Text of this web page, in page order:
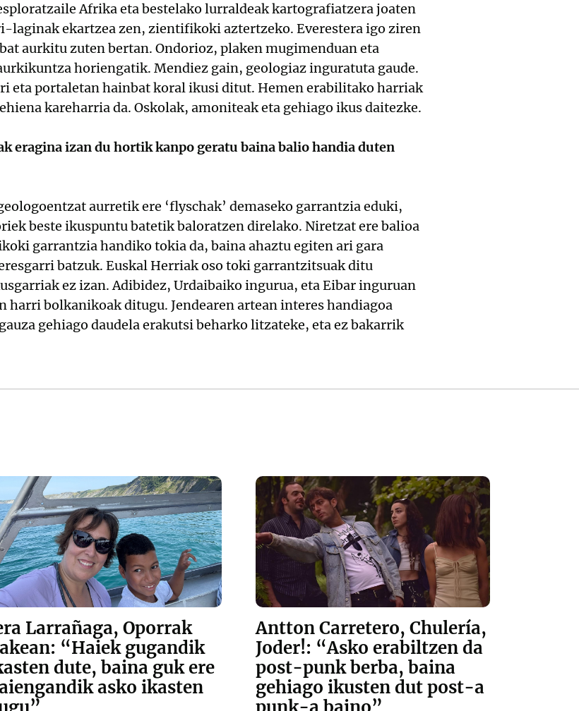
Afrika eta bestelako lurraldeak kartografiatzera joaten
laginak ekartzea zen, zientifikoki aztertzeko. Everestera igo ziren
aurkitu zuten bertan. Ondorioz, plaken mugimenduan eta
horiengatik. Mendiez gain, geologiaz inguratuta gaude.
eta portaletan hainbat koral ikusi ditut. Hemen erabilitako harriak
kareharria da. Oskolak, amoniteak eta gehiago ikus daitezke.
eragina izan du hortik kanpo geratu baina balio handia duten
aurretik ere ‘flyschak’ demaseko garrantzia eduki,
beste ikuspuntu batetik baloratzen direlako. Niretzat ere balioa
garrantzia handiko tokia da, baina ahaztu egiten ari gara
batzuk. Euskal Herriak oso toki garrantzitsuak ditu
ez izan. Adibidez, Urdaibaiko ingurua, eta Eibar inguruan
harri bolkanikoak ditugu. Jendearen artean interes handiagoa
gehiago daudela erakutsi beharko litzateke, eta ez bakarrik
Larrañaga, Oporrak
“Haiek gugandik
dute, baina guk ere
asko ikasten
Antton Carretero, Chulería,
Joder!: “Asko erabiltzen da
post-punk berba, baina
gehiago ikusten dut post-a